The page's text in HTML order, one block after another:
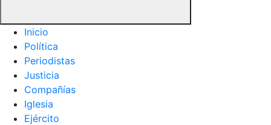
Inicio
Política
Periodistas
Justicia
Compañías
Iglesia
Ejército